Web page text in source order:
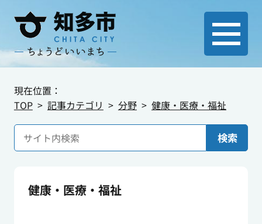
現在位置：
TOP
記事カテゴリ 分野 健康・医療・福祉
検索
健康・医療・福祉